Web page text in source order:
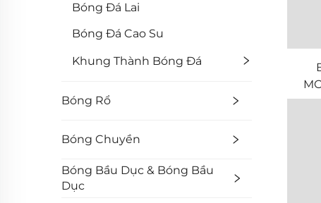
Bóng Đá Lai
Bóng Đá Cao Su
Khung Thành Bóng Đá
Bóng Rổ
Bóng Chuyền
Bóng Bầu Dục & Bóng Bầu
Dục
mm